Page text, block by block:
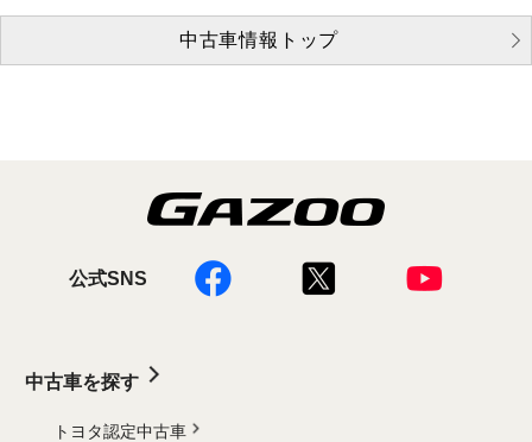
中古車情報トップ
公式SNS
中古車を探す
トヨタ認定中古車